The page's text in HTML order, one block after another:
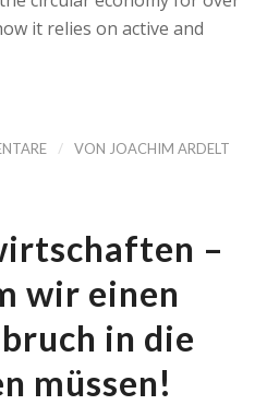
it relies on active and
/ VON JOACHIM ARDELT
–
wir einen
in die
müssen!